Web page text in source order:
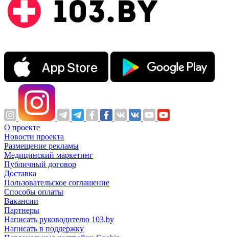
О проекте
Новости проекта
Размещение рекламы
Медицинский маркетинг
Публичный договор
Доставка
Пользовательское соглашение
Способы оплаты
Вакансии
Партнеры
Написать руководителю 103.by
Написать в поддержку